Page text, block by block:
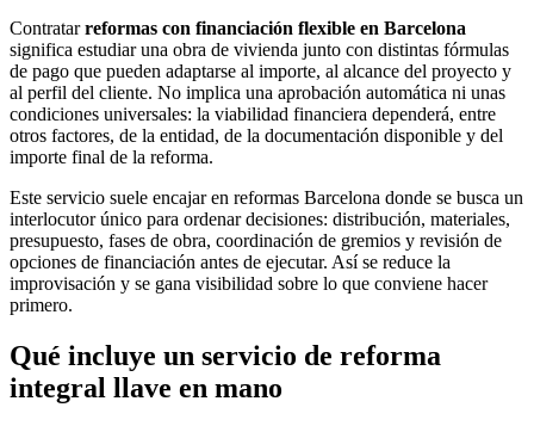
Contratarreformas con financiación flexible en Barcelona
significa estudiar una obra de vivienda junto con distintas fórmulas
de pago que pueden adaptarse al importe, al alcance del proyecto y
al perfil del cliente. No implica una aprobación automática ni unas
condiciones universales: la viabilidad financiera dependerá, entre
otros factores, de la entidad, de la documentación disponible y del
importe final de la reforma.
Este servicio suele encajar en reformas Barcelona donde se busca un
interlocutor único para ordenar decisiones: distribución, materiales,
presupuesto, fases de obra, coordinación de gremios y revisión de
opciones de financiación antes de ejecutar. Así se reduce la
improvisación y se gana visibilidad sobre lo que conviene hacer
primero.
Qué incluye un servicio de reforma
integral llave en mano